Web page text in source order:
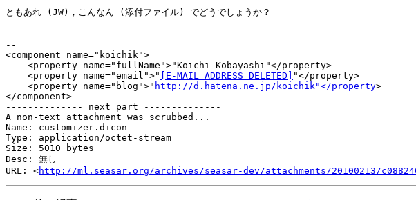
ともあれ (JW)，こんなん (添付ファイル) でどうでしょうか？
--
<component name="koichik">
    <property name="fullName">"Koichi Kobayashi"</property>
    <property name="email">"
[E-MAIL ADDRESS DELETED]
"</property>
    <property name="blog">"
http://d.hatena.ne.jp/koichik"</property>
</component>
-------------- next part --------------
A non-text attachment was scrubbed...
Name: customizer.dicon
Type: application/octet-stream
Size: 5010 bytes
Desc: 無し
URL: <http://ml.seasar.org/archives/seasar-dev/attachments/20100213/